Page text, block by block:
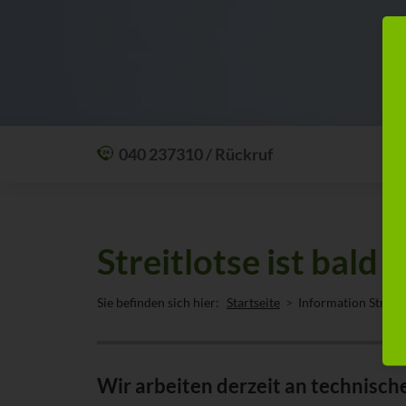
040 237310 / Rückruf
anrufen:Rückrufservice
Streitlotse ist bald
Sie befinden sich hier: Startseite Information
Wir arbeiten derzeit an